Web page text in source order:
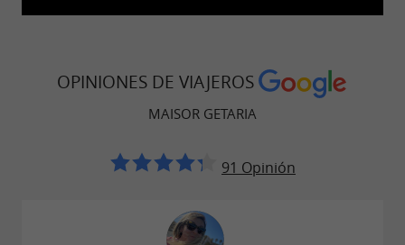
presentación. Esta dedicación ha convertido a
Maisor en una referencia dentro de la
Además de las anchoas, la empresa produce
, elaboradas exclusivamente con
OPINIONES DE VIAJEROS
MAISOR GETARIA
91 Opinión